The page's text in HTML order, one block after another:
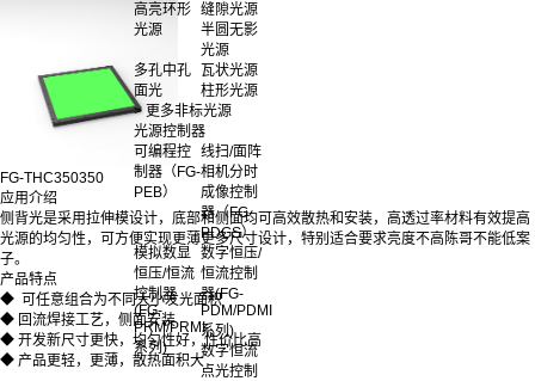
高亮环形
光源
缝隙光源
半圆无影
光源
多孔中孔
面光
瓦状光源
柱形光源
> 更多非标光源
光源控制器
可编程控
制器（FG-
PEB）
线扫/面阵
相机分时
成像控制
器（FG-
PDGS）
模拟数显
恒压/恒流
控制器
(FG-
PRM/PRMI
系列)
数字恒压/
恒流控制
器(FG-
PDM/PDMI
系列)
数字恒流
点光控制
FG-THC350350
应用介绍
侧背光是采用拉伸模设计，底部和侧面均可高效散热和安装，高透过率材料有效提高
光源的均匀性，可方便实现更薄更多尺寸设计，特别适合要求亮度不高陈哥不能低案
子。
产品特点
◆ 可任意组合为不同大小发光面积
◆ 回流焊接工艺，侧面安装
◆ 开发新尺寸更快，均匀性好，性价比高
◆ 产品更轻，更薄，散热面积大